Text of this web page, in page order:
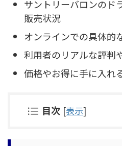
サントリーバロンのド
販売状況
オンラインでの具体的
利用者のリアルな評判
価格やお得に手に入れ
目次 [表示]